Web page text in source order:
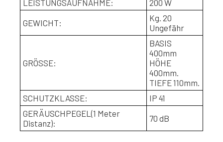
LEISTUNGSAUFNAHME:
200 W
GEWICHT:
Kg. 20
Ungefähr
GRÖSSE:
BASIS
400mm
HÖHE
400mm.
TIEFE 110mm.
SCHUTZKLASSE:
IP 41
GERÄUSCHPEGEL(1 Meter
Distanz):
70 dB